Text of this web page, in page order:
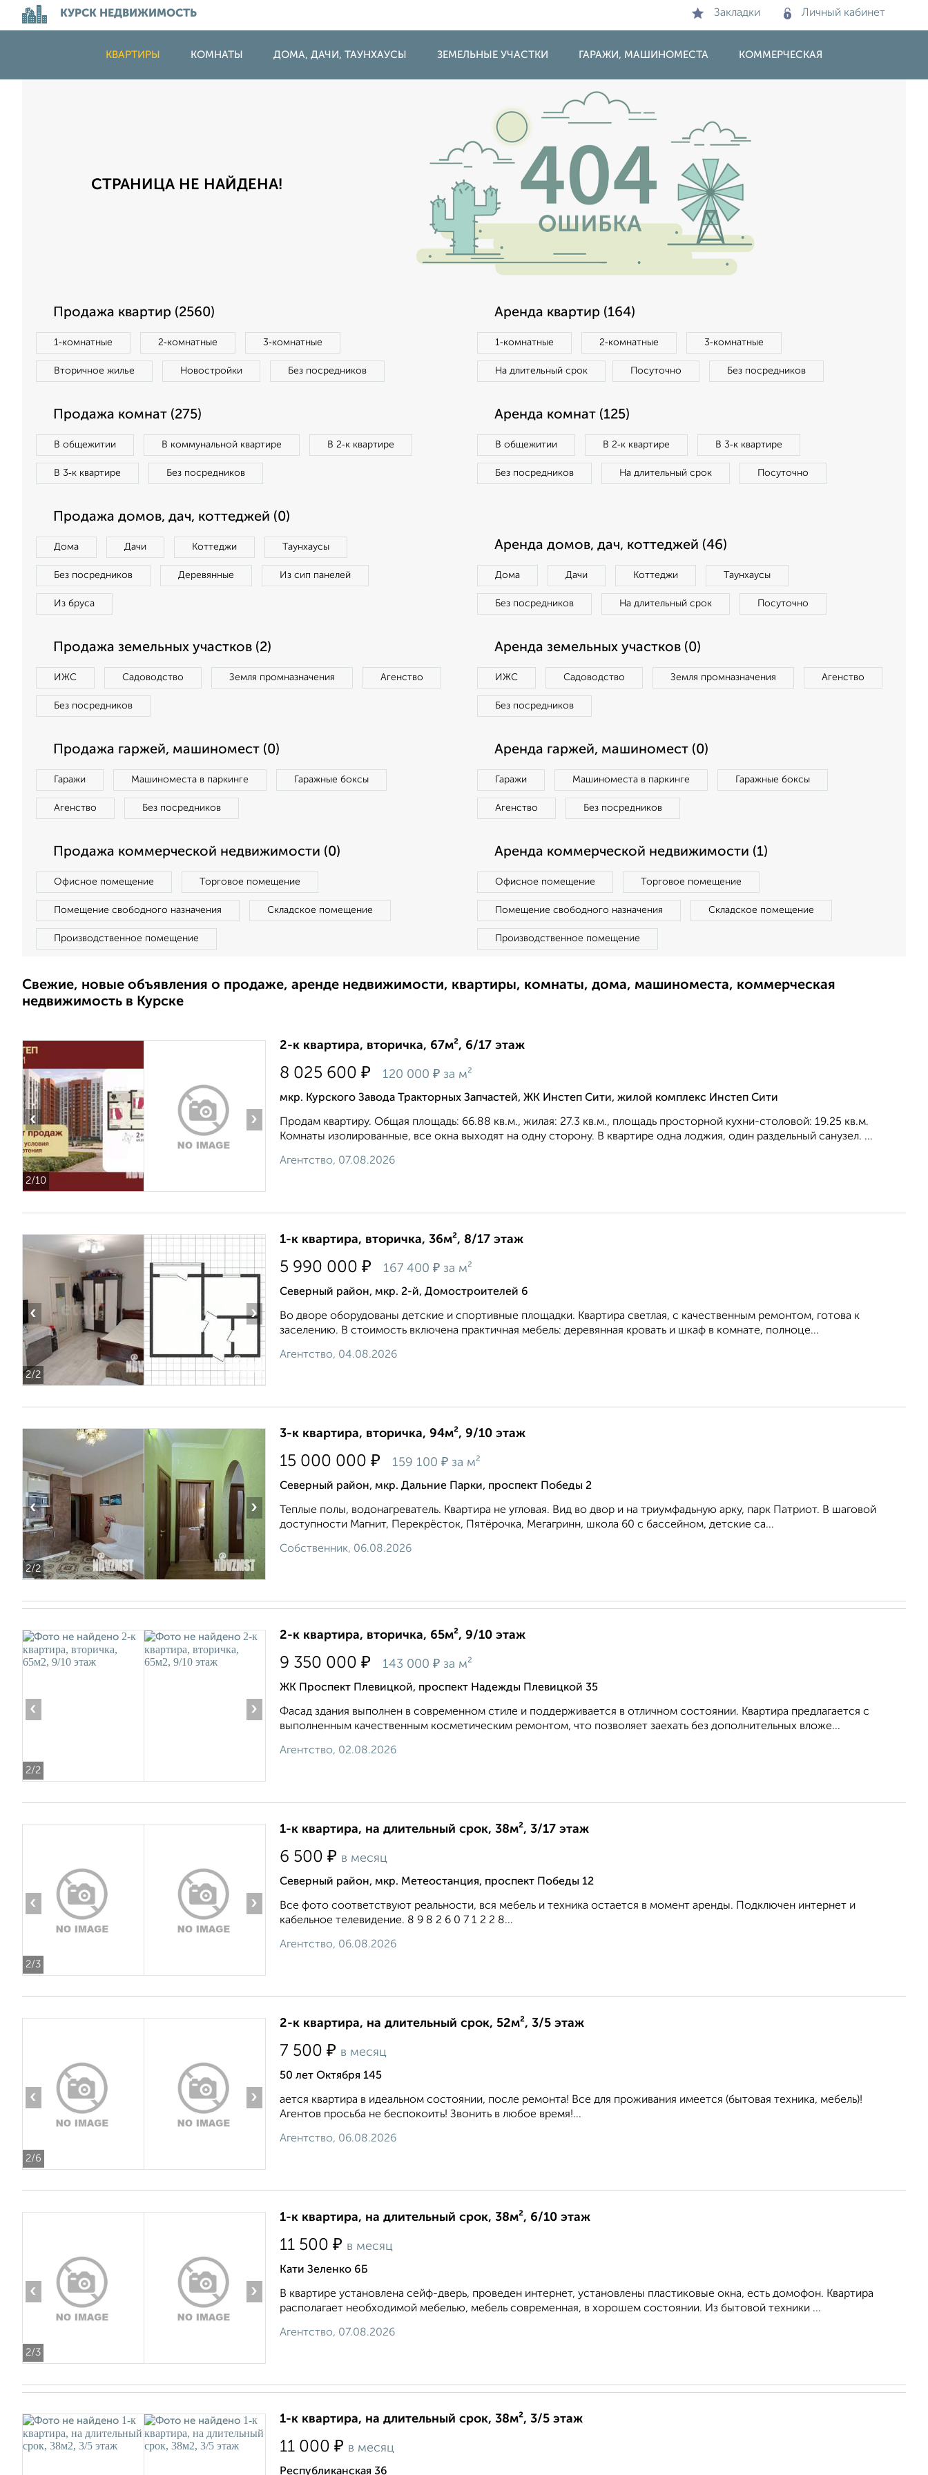
КУРСК НЕДВИЖИМОСТЬ Закладки Личный кабинет
КВАРТИРЫ КОМНАТЫ ДОМА, ДАЧИ, ТАУНХАУСЫ ЗЕМЕЛЬНЫЕ УЧАСТКИ ГАРАЖИ, МАШИНОМЕСТА КОММЕРЧЕСКАЯ
СТРАНИЦА НЕ НАЙДЕНА!
Продажа квартир (2560)
1‑комнатные 2‑комнатные 3‑комнатные
Вторичное жилье Новостройки Без посредников
Аренда квартир (164)
1‑комнатные 2‑комнатные 3‑комнатные
На длительный срок Посуточно Без посредников
Продажа комнат (275)
В общежитии В коммунальной квартире В 2‑к квартире
В 3‑к квартире Без посредников
Аренда комнат (125)
В общежитии В 2‑к квартире В 3‑к квартире
Без посредников На длительный срок Посуточно
Продажа домов, дач, коттеджей (0)
Дома Дачи Коттеджи Таунхаусы
Без посредников Деревянные Из сип панелей
Из бруса
Аренда домов, дач, коттеджей (46)
Дома Дачи Коттеджи Таунхаусы
Без посредников На длительный срок Посуточно
Продажа земельных участков (2)
ИЖС Садоводство Земля промназначения Агенство
Без посредников
Аренда земельных участков (0)
ИЖС Садоводство Земля промназначения Агенство
Без посредников
Продажа гаржей, машиномест (0)
Гаражи Машиноместа в паркинге Гаражные боксы
Агенство Без посредников
Аренда гаржей, машиномест (0)
Гаражи Машиноместа в паркинге Гаражные боксы
Агенство Без посредников
Продажа коммерческой недвижимости (0)
Офисное помещение Торговое помещение
Помещение свободного назначения Складское помещение
Производственное помещение
Аренда коммерческой недвижимости (1)
Офисное помещение Торговое помещение
Помещение свободного назначения Складское помещение
Производственное помещение
Свежие, новые объявления о продаже, аренде недвижимости, квартиры, комнаты, дома, машиноместа, коммерческая
недвижимость в Курске
2/10
‹ ›
2-к квартира, вторичка, 67м², 6/17 этаж
8 025 600 ₽ 120 000 ₽ за м²
мкр. Курского Завода Тракторных Запчастей, ЖК Инстеп Сити, жилой комплекс Инстеп Сити
Продам квартиру. Общая площадь: 66.88 кв.м., жилая: 27.3 кв.м., площадь просторной кухни-столовой: 19.25 кв.м.
Комнаты изолированные, все окна выходят на одну сторону. В квартире одна лоджия, один раздельный санузел. ...
Агентство, 07.08.2026
2/2
‹ ›
1-к квартира, вторичка, 36м², 8/17 этаж
5 990 000 ₽ 167 400 ₽ за м²
Северный район, мкр. 2-й, Домостроителей 6
Во дворе оборудованы детские и спортивные площадки. Квартира светлая, с качественным ремонтом, готова к
заселению. В стоимость включена практичная мебель: деревянная кровать и шкаф в комнате, полноце...
Агентство, 04.08.2026
2/2
‹ ›
3-к квартира, вторичка, 94м², 9/10 этаж
15 000 000 ₽ 159 100 ₽ за м²
Северный район, мкр. Дальние Парки, проспект Победы 2
Теплые полы, водонагреватель. Квартира не угловая. Вид во двор и на триумфадьную арку, парк Патриот. В шаговой
доступности Магнит, Перекрёсток, Пятёрочка, Мегагринн, школа 60 с бассейном, детские са...
Собственник, 06.08.2026
2/2
‹ ›
2-к квартира, вторичка, 65м², 9/10 этаж
9 350 000 ₽ 143 000 ₽ за м²
ЖК Проспект Плевицкой, проспект Надежды Плевицкой 35
Фасад здания выполнен в современном стиле и поддерживается в отличном состоянии. Квартира предлагается с
выполненным качественным косметическим ремонтом, что позволяет заехать без дополнительных вложе...
Агентство, 02.08.2026
2/3
‹ ›
1-к квартира, на длительный срок, 38м², 3/17 этаж
6 500 ₽ в месяц
Северный район, мкр. Метеостанция, проспект Победы 12
Все фото соответствуют реальности, вся мебель и техника остается в момент аренды. Подключен интернет и
кабельное телевидение. 8 9 8 2 6 0 7 1 2 2 8...
Агентство, 06.08.2026
2/6
‹ ›
2-к квартира, на длительный срок, 52м², 3/5 этаж
7 500 ₽ в месяц
50 лет Октября 145
ается квартира в идеальном состоянии, после ремонта! Все для проживания имеется (бытовая техника, мебель)!
Агентов просьба не беспокоить! Звонить в любое время!...
Агентство, 06.08.2026
2/3
‹ ›
1-к квартира, на длительный срок, 38м², 6/10 этаж
11 500 ₽ в месяц
Кати Зеленко 6Б
В квартире установлена сейф-дверь, проведен интернет, установлены пластиковые окна, есть домофон. Квартира
располагает необходимой мебелью, мебель современная, в хорошем состоянии. Из бытовой техники ...
Агентство, 07.08.2026
1-к квартира, на длительный срок, 38м², 3/5 этаж
11 000 ₽ в месяц
Республиканская 36